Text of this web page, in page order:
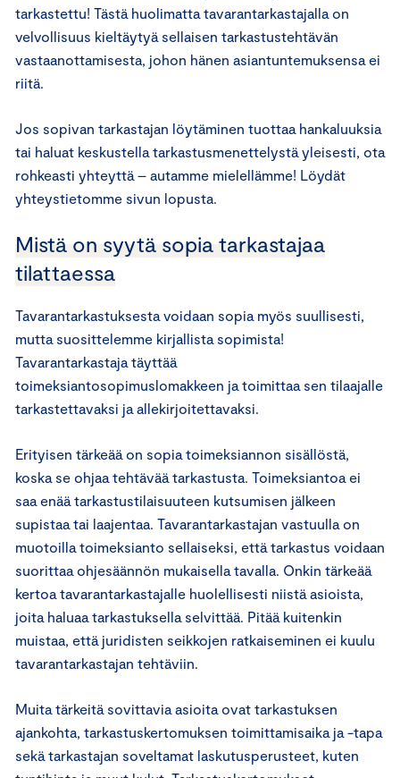
tarkastettu! Tästä huolimatta tavarantarkastajalla on
velvollisuus kieltäytyä sellaisen tarkastustehtävän
vastaanottamisesta, johon hänen asiantuntemuksensa ei
riitä.
Jos sopivan tarkastajan löytäminen tuottaa hankaluuksia
tai haluat keskustella tarkastusmenettelystä yleisesti, ota
rohkeasti yhteyttä – autamme mielellämme! Löydät
yhteystietomme sivun lopusta.
Mistä on syytä sopia tarkastajaa
tilattaessa
Tavarantarkastuksesta voidaan sopia myös suullisesti,
mutta suosittelemme kirjallista sopimista!
Tavarantarkastaja täyttää
toimeksiantosopimuslomakkeen ja toimittaa sen tilaajalle
tarkastettavaksi ja allekirjoitettavaksi.
Erityisen tärkeää on sopia toimeksiannon sisällöstä,
koska se ohjaa tehtävää tarkastusta. Toimeksiantoa ei
saa enää tarkastustilaisuuteen kutsumisen jälkeen
supistaa tai laajentaa. Tavarantarkastajan vastuulla on
muotoilla toimeksianto sellaiseksi, että tarkastus voidaan
suorittaa ohjesäännön mukaisella tavalla. Onkin tärkeää
kertoa tavarantarkastajalle huolellisesti niistä asioista,
joita haluaa tarkastuksella selvittää. Pitää kuitenkin
muistaa, että juridisten seikkojen ratkaiseminen ei kuulu
tavarantarkastajan tehtäviin.
Muita tärkeitä sovittavia asioita ovat tarkastuksen
ajankohta, tarkastuskertomuksen toimittamisaika ja -tapa
sekä tarkastajan soveltamat laskutusperusteet, kuten